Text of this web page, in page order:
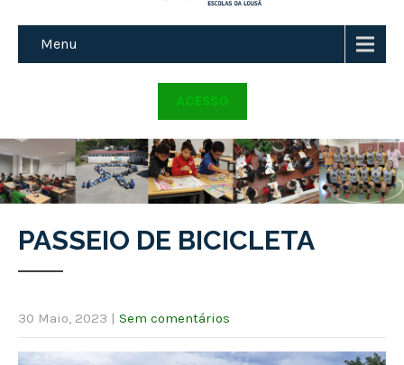
Menu
ACESSO
PASSEIO DE BICICLETA
30 Maio, 2023 | Sem comentários